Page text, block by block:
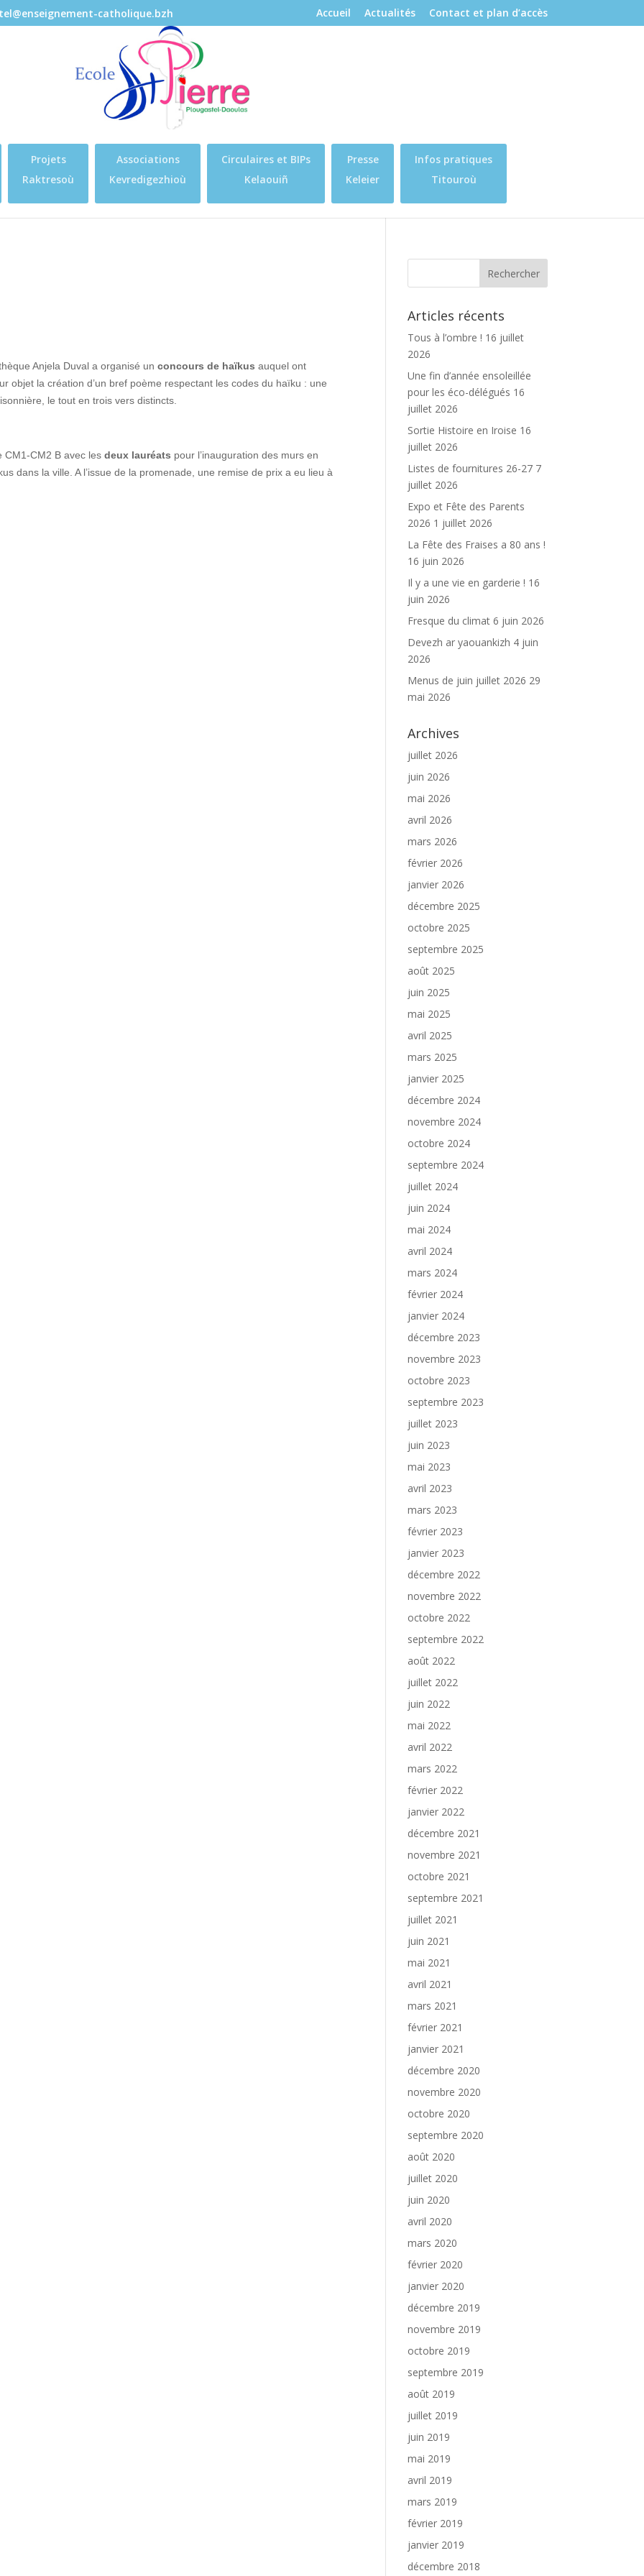
catholique.bzh Accueil Actualités Contact et plan d’accès
Projets
Raktresoù
Associations
Kevredigezhioù
Circulaires et BIPs
Kelaouiñ
Presse
Keleier
Infos pratiques
Titouroù
Anjela Duval a organisé unconcours de haïkus auquel ont
objet la création d’un bref poème respectant les codes du haïku : une
le tout en trois vers distincts.
CM1-CM2 B avec lesdeux lauréats pour l’inauguration des murs en
dans la ville. A l’issue de la promenade, une remise de prix a eu lieu à
Articles récents
Tous à l’ombre ! 16 juillet
2026
Une fin d’année ensoleillée
pour les éco-délégués 16
juillet 2026
Sortie Histoire en Iroise 16
juillet 2026
Listes de fournitures 26-27 7
juillet 2026
Expo et Fête des Parents
2026 1 juillet 2026
La Fête des Fraises a 80 ans !
16 juin 2026
Il y a une vie en garderie ! 16
juin 2026
Fresque du climat 6 juin 2026
Devezh ar yaouankizh 4 juin
2026
Menus de juin juillet 2026 29
mai 2026
Archives
juillet 2026
juin 2026
mai 2026
avril 2026
mars 2026
février 2026
janvier 2026
décembre 2025
octobre 2025
septembre 2025
août 2025
juin 2025
mai 2025
avril 2025
mars 2025
janvier 2025
décembre 2024
novembre 2024
octobre 2024
septembre 2024
juillet 2024
juin 2024
mai 2024
avril 2024
mars 2024
février 2024
janvier 2024
décembre 2023
novembre 2023
octobre 2023
septembre 2023
juillet 2023
juin 2023
mai 2023
avril 2023
mars 2023
février 2023
janvier 2023
décembre 2022
novembre 2022
octobre 2022
septembre 2022
août 2022
juillet 2022
juin 2022
mai 2022
avril 2022
mars 2022
février 2022
janvier 2022
décembre 2021
novembre 2021
octobre 2021
septembre 2021
juillet 2021
juin 2021
mai 2021
avril 2021
mars 2021
février 2021
janvier 2021
décembre 2020
novembre 2020
octobre 2020
septembre 2020
août 2020
juillet 2020
juin 2020
avril 2020
mars 2020
février 2020
janvier 2020
décembre 2019
novembre 2019
octobre 2019
septembre 2019
août 2019
juillet 2019
juin 2019
mai 2019
avril 2019
mars 2019
février 2019
janvier 2019
décembre 2018